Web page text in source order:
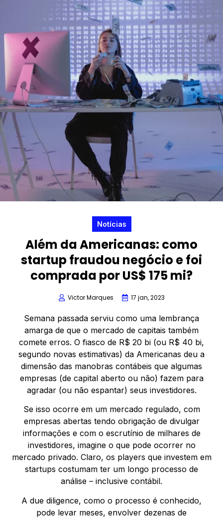
Notícias
Além da Americanas: como
startup fraudou negócio e foi
comprada por US$ 175 mi?
Victor Marques 17 jan, 2023
Semana passada serviu como uma lembrança
amarga de que o mercado de capitais também
comete erros. O fiasco de R$ 20 bi (ou R$ 40 bi,
segundo novas estimativas) da Americanas deu a
dimensão das manobras contábeis que algumas
empresas (de capital aberto ou não) fazem para
agradar (ou não espantar) seus investidores.
Se isso ocorre em um mercado regulado, com
empresas abertas tendo obrigação de divulgar
informações e com o escrutínio de milhares de
investidores, imagine o que pode ocorrer no
mercado privado. Claro, os players que investem em
startups costumam ter um longo processo de
análise – inclusive contábil.
A due diligence, como o processo é conhecido,
pode levar meses, envolver dezenas de